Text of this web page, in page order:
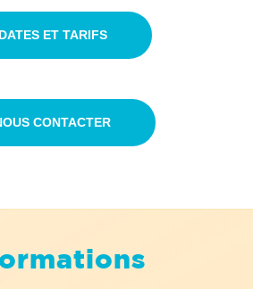
DATES ET TARIFS
CONTACTER